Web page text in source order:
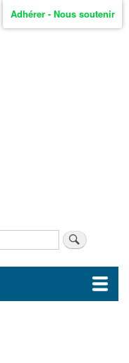
Adhérer - Nous soutenir